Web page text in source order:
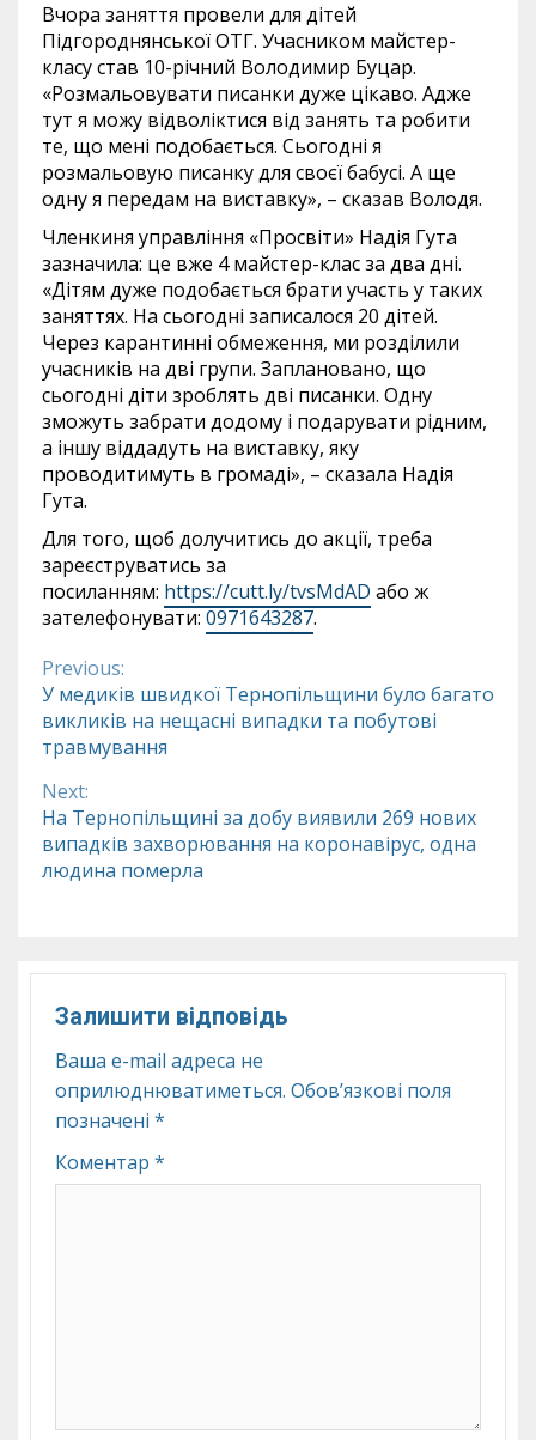
Вчора заняття провели для дітей
Підгороднянської ОТГ. Учасником майстер-
класу став 10-річний Володимир Буцар.
«Розмальовувати писанки дуже цікаво. Адже
тут я можу відволіктися від занять та робити
те, що мені подобається. Сьогодні я
розмальовую писанку для своєї бабусі. А ще
одну я передам на виставку», – сказав Володя.
Членкиня управління «Просвіти» Надія Гута
зазначила: це вже 4 майстер-клас за два дні.
«Дітям дуже подобається брати участь у таких
заняттях. На сьогодні записалося 20 дітей.
Через карантинні обмеження, ми розділили
учасників на дві групи. Заплановано, що
сьогодні діти зроблять дві писанки. Одну
зможуть забрати додому і подарувати рідним,
а іншу віддадуть на виставку, яку
проводитимуть в громаді», – сказала Надія
Гута.
Для того, щоб долучитись до акції, треба
зареєструватись за
посиланням: https://cutt.ly/tvsMdAD або ж
зателефонувати: 0971643287.
Continue
Reading
Previous:
У медиків швидкої Тернопільщини було багато
викликів на нещасні випадки та побутові
травмування
Next:
На Тернопільщині за добу виявили 269 нових
випадків захворювання на коронавірус, одна
людина померла
Залишити відповідь
Ваша e-mail адреса не
оприлюднюватиметься. Обов’язкові поля
позначені *
Коментар *